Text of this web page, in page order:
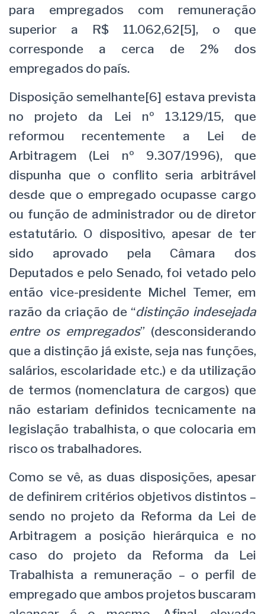
para empregados com remuneração
superior a R$ 11.062,62[5], o que
corresponde a cerca de 2% dos
empregados do país.
Disposição semelhante[6] estava prevista
no projeto da Lei nº 13.129/15, que
reformou recentemente a Lei de
Arbitragem (Lei nº 9.307/1996), que
dispunha que o conflito seria arbitrável
desde que o empregado ocupasse cargo
ou função de administrador ou de diretor
estatutário. O dispositivo, apesar de ter
sido aprovado pela Câmara dos
Deputados e pelo Senado, foi vetado pelo
então vice-presidente Michel Temer, em
razão da criação de “distinção indesejada
entre os empregados” (desconsiderando
que a distinção já existe, seja nas funções,
salários, escolaridade etc.) e da utilização
de termos (nomenclatura de cargos) que
não estariam definidos tecnicamente na
legislação trabalhista, o que colocaria em
risco os trabalhadores.
Como se vê, as duas disposições, apesar
de definirem critérios objetivos distintos –
sendo no projeto da Reforma da Lei de
Arbitragem a posição hierárquica e no
caso do projeto da Reforma da Lei
Trabalhista a remuneração – o perfil de
empregado que ambos projetos buscaram